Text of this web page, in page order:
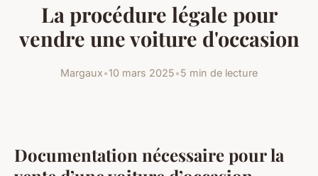
La procédure légale pour
vendre une voiture d'occasion
Margaux•10 mars 2025•5 min de lecture
Documentation nécessaire pour la